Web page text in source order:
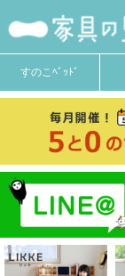
すのこﾍﾞｯﾄﾞ